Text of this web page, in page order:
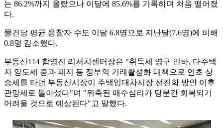
는 86.2%까지 올랐으나 이달에 85.6%를 기록하며 처음 떨어졌
다.
물건당 평균 응찰자 수도 이달 6.8명으로 지난달(7.6명)에 비해
0.8명 감소했다.
부동산114 함영진 리서치센터장은 "취득세 영구 인하, 다주택
자 양도세 중과 폐지 등 정부의 거래활성화 대책으로 연초 상
승세를 타던 부동산시장이 주택임대차시장 선진화 방안 이후
관망세로 돌아섰다"며 "위축된 매수심리가 당분간 회복되기
어려울 것으로 예상된다"고 말했다.